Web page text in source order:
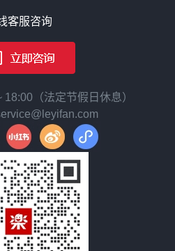
客服咨询
（法定节假日休息）